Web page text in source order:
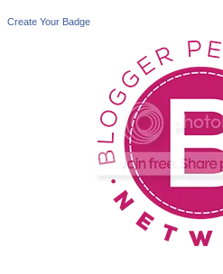
Create Your Badge